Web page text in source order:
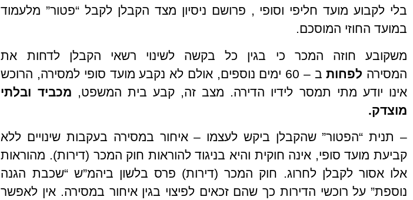
בלי לקבוע מועד חליפי וסופי , פרושם ניסיון מצד הקבלן לקבל “פטור” מלעמוד
במועד החוזי המוסכם.
משקובע חוזה המכר כי בגין כל בקשה לשינוי רשאי הקבלן לדחות את
המסירה לפחות
ב – 60 ימים נוספים, אולם לא נקבע מועד סופי למסירה, הרוכש
אינו יודע מתי תמסר לידיו הדירה. מצב זה, קבע בית המשפט, מכביד ובלתי
מוצדק.
– תנית “הפטור” שהקבלן ביקש לעצמו – איחור במסירה בעקבות שינויים ללא
קביעת מועד סופי, אינה חוקית והיא בניגוד להוראות חוק המכר (דירות). מהוראות
אלו אסור לקבלן לחרוג. חוק המכר (דירות) פרס בלשון ביהמ”ש “שכבת הגנה
נוספת” על רוכשי הדירות כך שהם זכאים לפיצוי בגין איחור במסירה. אין לאפשר